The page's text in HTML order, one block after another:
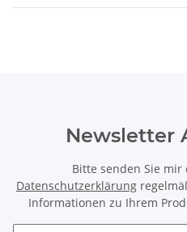
Newsletter
Bitte senden Sie
Datenschutzerklärung
Informationen zu Ihrem